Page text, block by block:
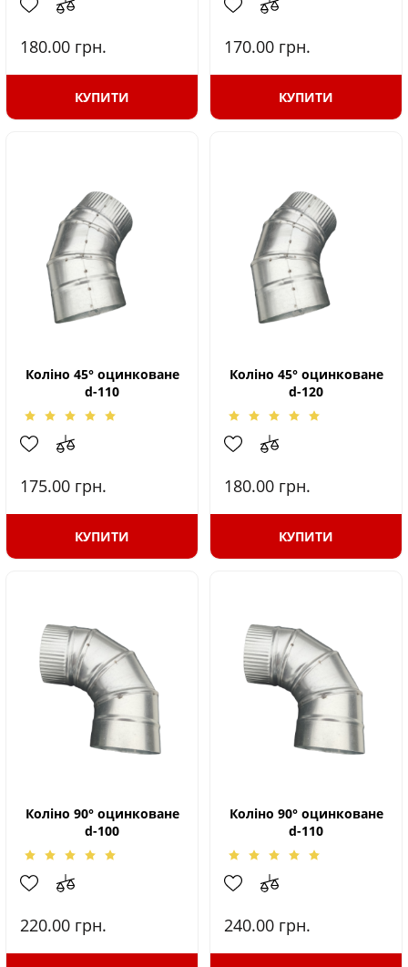
180.00 грн.
КУПИТИ
170.00 грн.
КУПИТИ
Коліно 45° оцинковане
d-110
175.00 грн.
КУПИТИ
Коліно 45° оцинковане
d-120
180.00 грн.
КУПИТИ
Коліно 90° оцинковане
d-100
220.00 грн.
Коліно 90° оцинковане
d-110
240.00 грн.